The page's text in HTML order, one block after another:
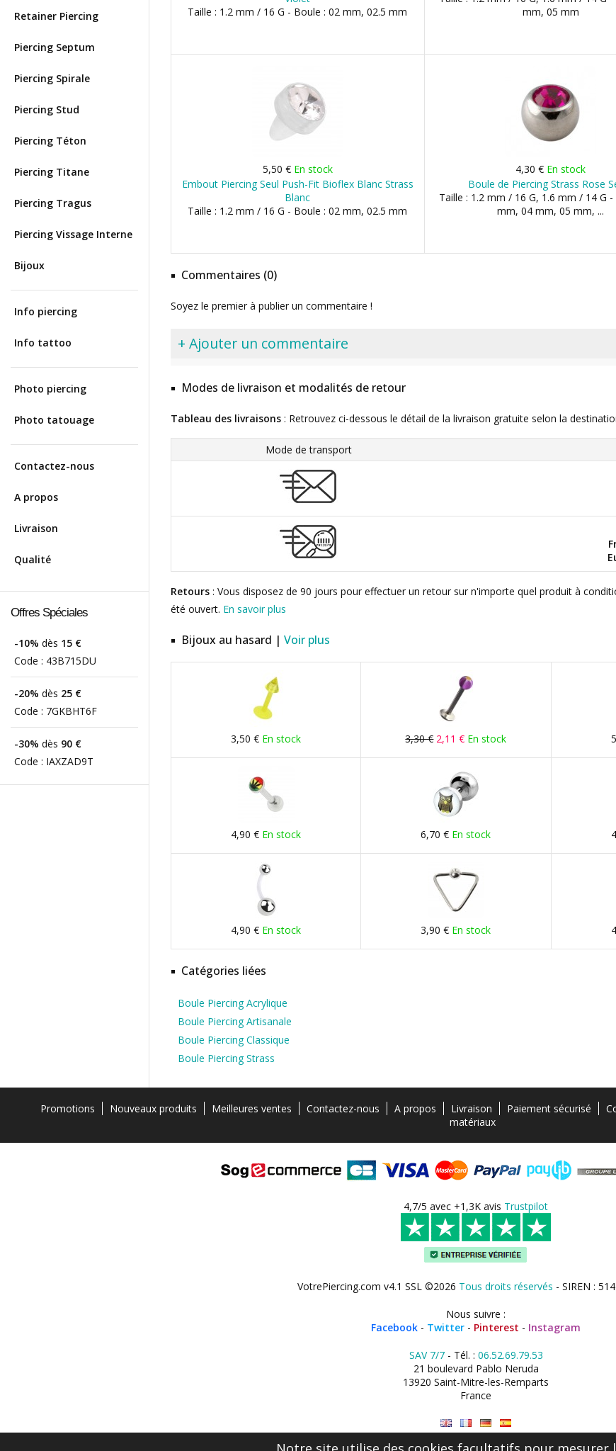
Retainer Piercing
Piercing Septum
Piercing Spirale
Piercing Stud
Piercing Téton
Piercing Titane
Piercing Tragus
Piercing Vissage Interne
Bijoux
Info piercing
Info tattoo
Photo piercing
Photo tatouage
Contactez-nous
A propos
Livraison
Qualité
Offres Spéciales
-10% dès 15 €
Code : 43B715DU
-20% dès 25 €
Code : 7GKBHT6F
-30% dès 90 €
Code : IAXZAD9T
Taille : 1.2 mm / 16 G - Boule : 02 mm, 02.5 mm
mm, 05 mm
5,50 € En stock
Embout Piercing Seul Push-Fit Bioflex Blanc Strass
Blanc
Taille : 1.2 mm / 16 G - Boule : 02 mm, 02.5 mm
4,30 € En stock
Boule de Piercing Strass Rose
Taille : 1.2 mm / 16 G, 1.6 mm / 14 G
mm, 04 mm, 05 mm, ...
Commentaires (0)
Soyez le premier à publier un commentaire !
+ Ajouter un commentaire
Modes de livraison et modalités de retour
Tableau des livraisons : Retrouvez ci-dessous le détail de la livraison gratuite selon la
Mode de transport
Retours : Vous disposez de 90 jours pour effectuer un retour sur n'importe quel produit à
été ouvert. En savoir plus
Bijoux au hasard | Voir plus
3,50 € En stock 3,30 € 2,11 € En stock
4,90 € En stock 6,70 € En stock
4,90 € En stock 3,90 € En stock
Catégories liées
Boule Piercing Acrylique
Boule Piercing Artisanale
Boule Piercing Classique
Boule Piercing Strass
Promotions Nouveaux produits Meilleures ventes Contactez-nous A propos Livraison Paiement sécurisé
matériaux
4,7/5 avec +1,3K avis Trustpilot
VotrePiercing.com v4.1 SSL ©2026 Tous droits réservés - SIREN :
Nous suivre :
Facebook - Twitter - Pinterest - Instagram
SAV 7/7- Tél. : 06.52.69.79.53
21 boulevard Pablo Neruda
13920 Saint-Mitre-les-Remparts
France